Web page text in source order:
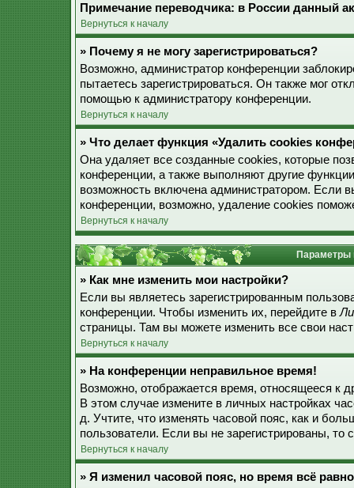
Примечание переводчика: в России данный
Вернуться к началу
» Почему я не могу зарегистрироваться?
Возможно, администратор конференции
пытаетесь зарегистрироваться. Он также мог
помощью к администратору конференции.
Вернуться к началу
» Что делает функция «Удалить cookies
Она удаляет все созданные cookies, которые
конференции, а также выполняют другие
возможность включена администратором. Если
конференции, возможно, удаление cookies
Вернуться к началу
Параметры
» Как мне изменить мои настройки?
Если вы являетесь зарегистрированным
конференции. Чтобы изменить их, перейдите в
страницы. Там вы можете изменить все свои
Вернуться к началу
» На конференции неправильное время!
Возможно, отображается время, относящееся к
В этом случае измените в личных настройках
д. Учтите, что изменять часовой пояс, как и
пользователи. Если вы не зарегистрированы, то
Вернуться к началу
» Я изменил часовой пояс, но время всё